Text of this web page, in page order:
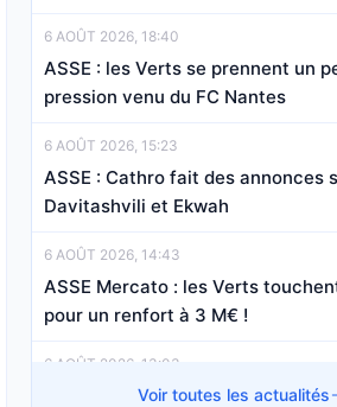
6 AOÛT 2026, 18:40
ASSE : les Verts se prennent un
pression venu du FC Nantes
6 AOÛT 2026, 15:23
ASSE : Cathro fait des annonces
Davitashvili et Ekwah
6 AOÛT 2026, 14:43
ASSE Mercato : les Verts
pour un renfort à 3 M€ !
6 AOÛT 2026, 13:03
ASSE : les Verts accélèrent sur
Voir toutes les actualités